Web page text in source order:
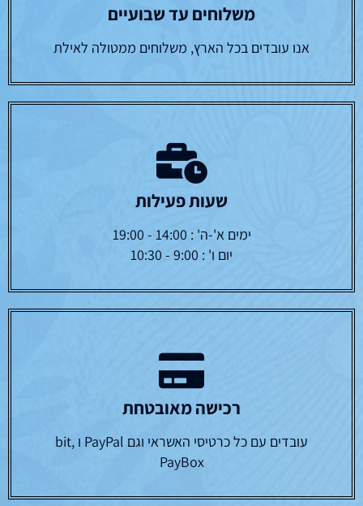
משלוחים עד שבועיים
אנו עובדים בכל הארץ, משלוחים ממטולה לאילת
שעות פעילות
ימים א'-ה' : 14:00 - 19:00
יום ו' : 9:00 - 10:30
רכישה מאובטחת
עובדים עם כל כרטיסי האשראי וגם PayPal ו bit,
PayBox